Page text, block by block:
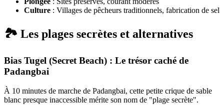
Culture : Villages de pêcheurs traditionnels, fabrication de sel
🏞️ Les plages secrètes et alternatives
Bias Tugel (Secret Beach) : Le trésor caché de
Padangbai
À 10 minutes de marche de Padangbai, cette petite crique de sable
blanc presque inaccessible mérite son nom de "plage secrète".